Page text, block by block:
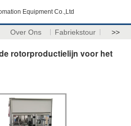
Equipment Co.,Ltd
Over Ons Fabriekstour >>
rotorproductielijn voor het